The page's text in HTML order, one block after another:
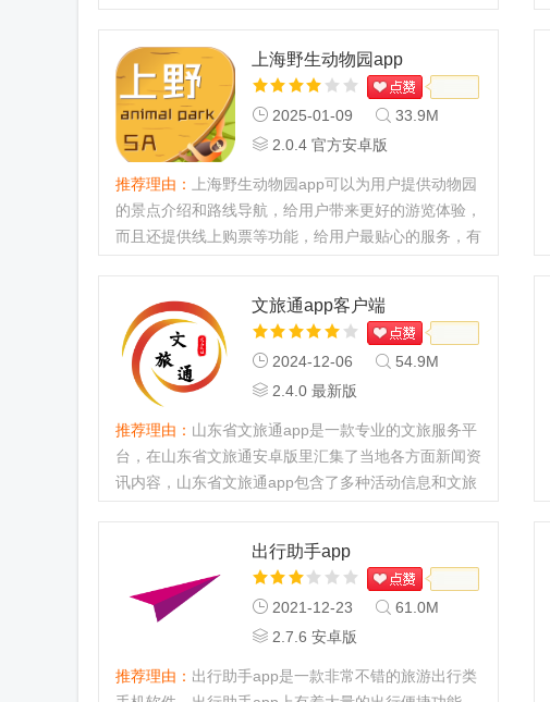
上海野生动物园app
2025-01-09
33.9M
2.0.4 官方安卓版
推荐理由：
上海野生动物园app可以为用户提供动物园
的景点介绍和路线导航，给用户带来更好的游览体验，
而且还提供线上购票等功能，给用户最贴心的服务，有
文旅通app客户端
2024-12-06
54.9M
2.4.0 最新版
推荐理由： 山东省文旅通app是一款专业的文旅服务平
台，在山东省文旅通安卓版里汇集了当地各方面新闻资
讯内容，山东省文旅通app包含了多种活动信息和文旅
出行助手app
2021-12-23
61.0M
2.7.6 安卓版
推荐理由： 出行助手app是一款非常不错的旅游出行类